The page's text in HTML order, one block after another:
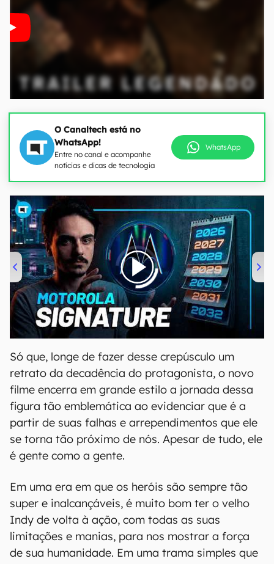
O Canaltech está no
WhatsApp!
Entre no canal e acompanhe
notícias e dicas de tecnologia
WhatsApp
00:00/20:46
Só que, longe de fazer desse crepúsculo um
retrato da decadência do protagonista, o novo
filme encerra em grande estilo a jornada dessa
figura tão emblemática ao evidenciar que é a
partir de suas falhas e arrependimentos que ele
se torna tão próximo de nós. Apesar de tudo, ele
é gente como a gente.
Em uma era em que os heróis são sempre tão
super e inalcançáveis, é muito bom ter o velho
Indy de volta à ação, com todas as suas
limitações e manias, para nos mostrar a força
de sua humanidade. Em uma trama simples que